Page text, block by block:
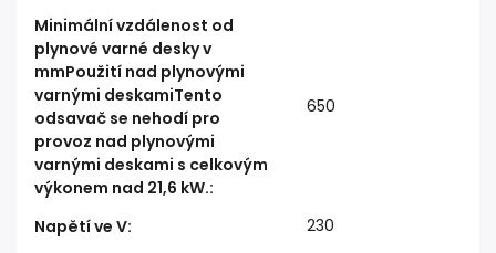
Minimální vzdálenost od
plynové varné desky v
mmPoužití nad plynovými
varnými deskamiTento
odsavač se nehodí pro
provoz nad plynovými
varnými deskami s celkovým
výkonem nad 21,6 kW.:
650
Napětí ve V:
230